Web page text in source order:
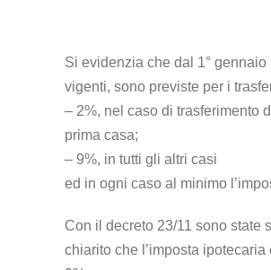
Si evidenzia che dal 1°
vigenti, sono previste per i
– 2%, nel caso di trasferimento
prima casa;
– 9%, in tutti gli altri casi
ed in ogni caso al minimo
Con il decreto 23/11 sono state
chiarito che l’imposta